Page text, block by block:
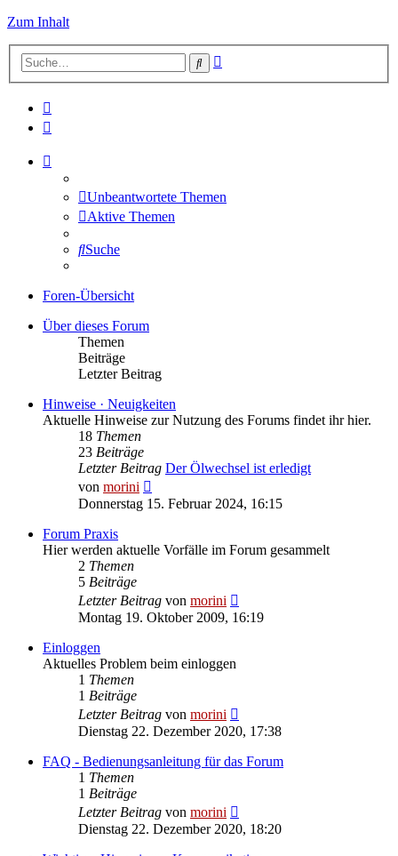
Zum Inhalt
Suche
Unbeantwortete Themen
Aktive Themen
Suche
Foren-Übersicht
Über dieses Forum
Themen
Beiträge
Letzter Beitrag
Hinweise · Neuigkeiten
Aktuelle Hinweise zur Nutzung des Forums findet ihr hier.
18 Themen
23 Beiträge
Letzter Beitrag Der Ölwechsel ist erledigt
von morini
Beitrag
Donnerstag 15. Februar 2024, 16:15
Forum Praxis
Hier werden aktuelle Vorfälle im Forum gesammelt
2 Themen
5 Beiträge
Letzter Beitrag von morini
Beitrag
Montag 19. Oktober 2009, 16:19
Einloggen
Aktuelles Problem beim einloggen
1 Themen
1 Beiträge
Letzter Beitrag von morini
Beitrag
Dienstag 22. Dezember 2020, 17:38
FAQ - Bedienungsanleitung für das Forum
1 Themen
1 Beiträge
Letzter Beitrag von morini
Beitrag
Dienstag 22. Dezember 2020, 18:20